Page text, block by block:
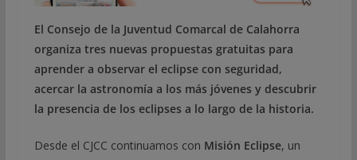
El Consejo de la Juventud Comarcal de Calahorra
organiza tres nuevas propuestas gratuitas para
aprender a observar el eclipse con seguridad,
acercar la astronomía a los más jóvenes y descubrir
la presencia de los eclipses a lo largo de la historia.
Desde el CJCC continuamos con Misión Eclipse, un